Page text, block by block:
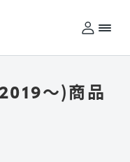
～)商品